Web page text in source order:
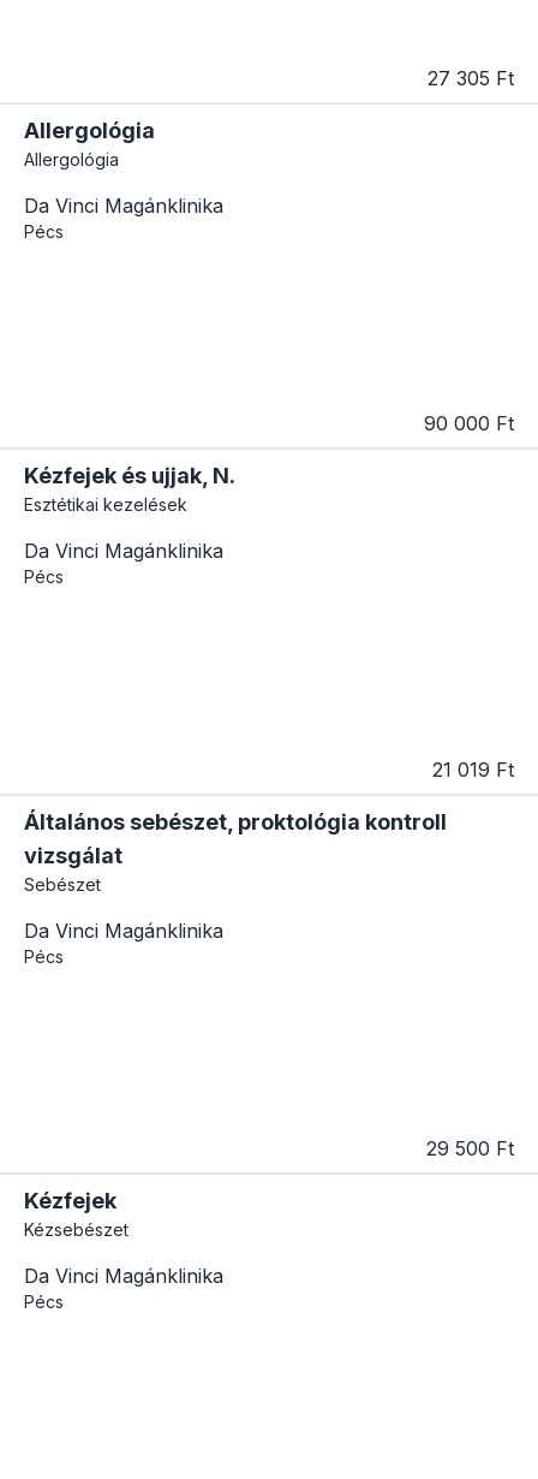
27 305 Ft
Allergológia
Allergológia
Da Vinci Magánklinika
Pécs
90 000 Ft
Kézfejek és ujjak, N.
Esztétikai kezelések
Da Vinci Magánklinika
Pécs
21 019 Ft
Általános sebészet, proktológia kontroll
vizsgálat
Sebészet
Da Vinci Magánklinika
Pécs
29 500 Ft
Kézfejek
Kézsebészet
Da Vinci Magánklinika
Pécs